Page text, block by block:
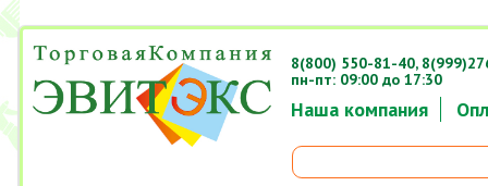
Наша компания
8(800) 550-81-40,
пн-пт: 09:00 до 17:30